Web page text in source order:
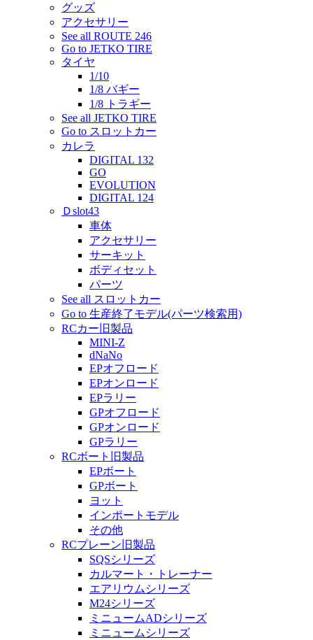
グッズ
アクセサリー
See all ROUTE 246
Go to JETKO TIRE
タイヤ
1/10
1/8 バギー
1/8 トラギー
See all JETKO TIRE
Go to スロットカー
カレラ
DIGITAL 132
GO
EVOLUTION
DIGITAL 124
Ｄslot43
車体
アクセサリー
サーキット
ボディセット
パーツ
See all スロットカー
Go to 生産終了モデル(パーツ検索用)
RCカー旧製品
MINI-Z
dNaNo
EPオフロード
EPオンロード
EPラリー
GPオフロード
GPオンロード
GPラリー
RCボート旧製品
EPボート
GPボート
ヨット
インポートモデル
その他
RCプレーン旧製品
SQSシリーズ
カルマート・トレーナー
エアリウムシリーズ
M24シリーズ
ミニュームADシリーズ
ミニュームシリーズ